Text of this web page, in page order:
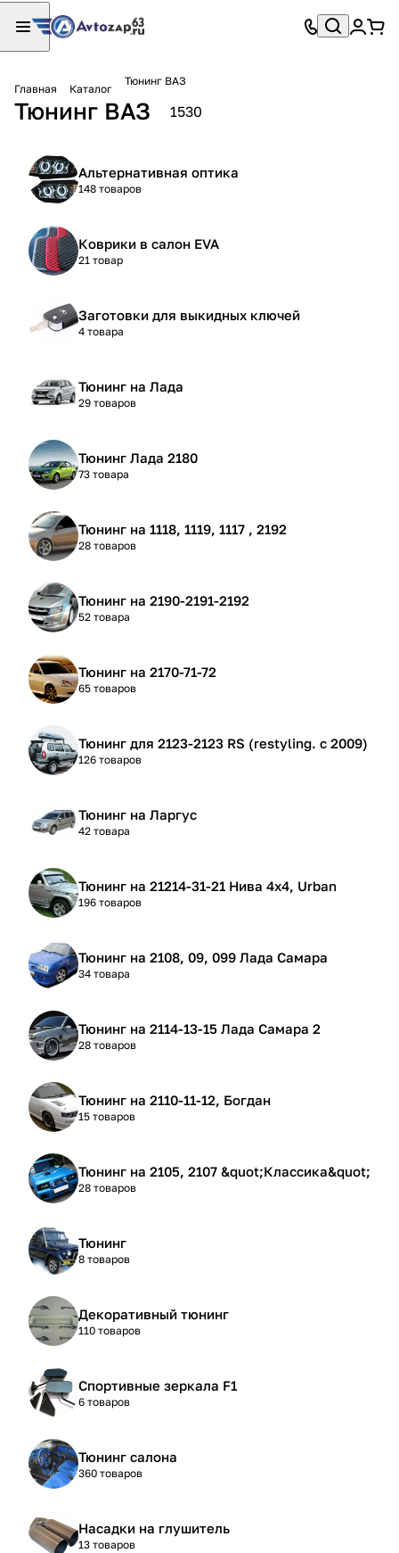
Главная Каталог
Тюнинг ВАЗ
Тюнинг ВАЗ 1530
Альтернативная оптика
148 товаров
Коврики в салон EVA
21 товар
Заготовки для выкидных ключей
4 товара
Тюнинг на Лада
29 товаров
Тюнинг Лада 2180
73 товара
Тюнинг на 1118, 1119, 1117 , 2192
28 товаров
Тюнинг на 2190-2191-2192
52 товара
Тюнинг на 2170-71-72
65 товаров
Тюнинг для 2123-2123 RS (restyling. с 2009)
126 товаров
Тюнинг на Ларгус
42 товара
Тюнинг на 21214-31-21 Нива 4х4, Urban
196 товаров
Тюнинг на 2108, 09, 099 Лада Самара
34 товара
Тюнинг на 2114-13-15 Лада Самара 2
28 товаров
Тюнинг на 2110-11-12, Богдан
15 товаров
Тюнинг на 2105, 2107 &quot;Классика&quot;
28 товаров
Тюнинг
8 товаров
Декоративный тюнинг
110 товаров
Спортивные зеркала F1
6 товаров
Тюнинг салона
360 товаров
Насадки на глушитель
13 товаров